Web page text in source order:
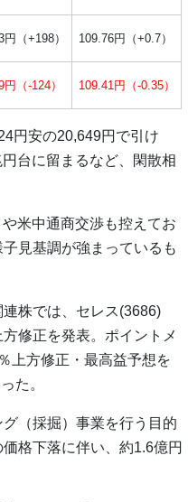
（+198） 109.76円（+0.7）
（-124） 109.41円（-0.35）
円安の20,649円で引け
台に留まるなど、閑散相
米中通商交渉も控えてお
見基調が強まっているも
株では、セレス(3686)
修正を発表。ポイントメ
上方修正・最高益予想を
た。
（採掘）事業を行う目的
格下落に伴い、約1.6億円